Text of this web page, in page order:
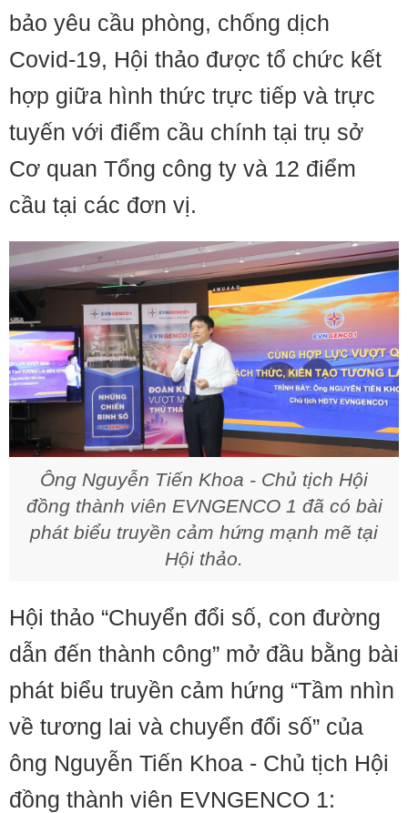
bảo yêu cầu phòng, chống dịch
Covid-19, Hội thảo được tổ chức kết
hợp giữa hình thức trực tiếp và trực
tuyến với điểm cầu chính tại trụ sở
Cơ quan Tổng công ty và 12 điểm
cầu tại các đơn vị.
Ông Nguyễn Tiến Khoa - Chủ tịch Hội
đồng thành viên EVNGENCO 1 đã có bài
phát biểu truyền cảm hứng mạnh mẽ tại
Hội thảo.
Hội thảo “Chuyển đổi số, con đường
dẫn đến thành công” mở đầu bằng bài
phát biểu truyền cảm hứng “Tầm nhìn
về tương lai và chuyển đổi số” của
ông Nguyễn Tiến Khoa - Chủ tịch Hội
đồng thành viên EVNGENCO 1: